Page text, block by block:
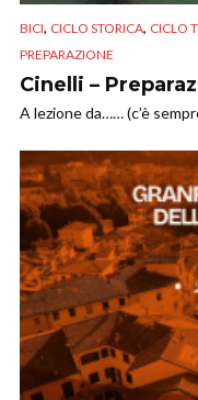
BICI, CICLO STORICA, CICLO
PREPARAZIONE
Cinelli –
A lezione da…… (c’è